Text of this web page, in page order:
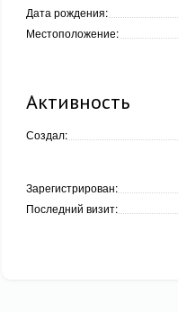
Дата рождения:
Местоположение:
Активность
Создал:
Зарегистрирован:
Последний визит: